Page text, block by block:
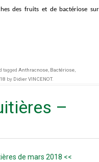
des fruits et de bactériose sur
tagged Anthracnose, Bactériose,
by Didier VINCENOT.
–
de mars 2018 <<